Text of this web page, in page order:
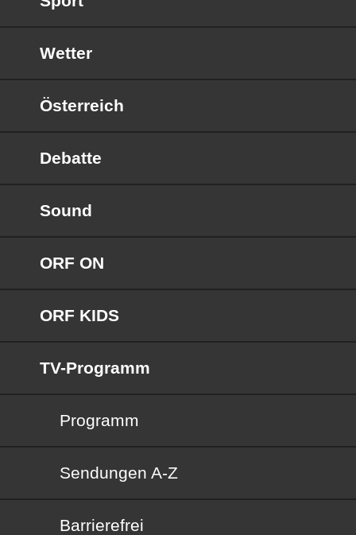
Wetter
Österreich
Debatte
Sound
ORF ON
ORF KIDS
TV-Programm
Programm
Sendungen von A bis Z
Sendungen A-Z
Barrierefrei
Barrierefrei